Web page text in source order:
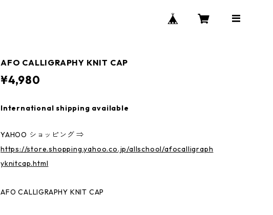
AFO CALLIGRAPHY KNIT CAP
¥4,980
International shipping available
YAHOO ショッピング ⇒
https://store.shopping.yahoo.co.jp/allschool/afocalligraph
yknitcap.html
AFO CALLIGRAPHY KNIT CAP